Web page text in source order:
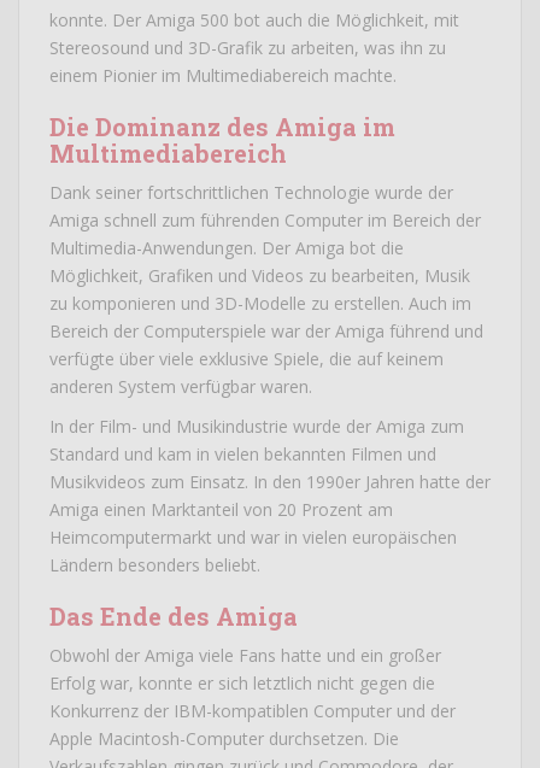
konnte. Der Amiga 500 bot auch die Möglichkeit, mit
Stereosound und 3D-Grafik zu arbeiten, was ihn zu
einem Pionier im Multimediabereich machte.
Die Dominanz des Amiga im
Multimediabereich
Dank seiner fortschrittlichen Technologie wurde der
Amiga schnell zum führenden Computer im Bereich der
Multimedia-Anwendungen. Der Amiga bot die
Möglichkeit, Grafiken und Videos zu bearbeiten, Musik
zu komponieren und 3D-Modelle zu erstellen. Auch im
Bereich der Computerspiele war der Amiga führend und
verfügte über viele exklusive Spiele, die auf keinem
anderen System verfügbar waren.
In der Film- und Musikindustrie wurde der Amiga zum
Standard und kam in vielen bekannten Filmen und
Musikvideos zum Einsatz. In den 1990er Jahren hatte der
Amiga einen Marktanteil von 20 Prozent am
Heimcomputermarkt und war in vielen europäischen
Ländern besonders beliebt.
Das Ende des Amiga
Obwohl der Amiga viele Fans hatte und ein großer
Erfolg war, konnte er sich letztlich nicht gegen die
Konkurrenz der IBM-kompatiblen Computer und der
Apple Macintosh-Computer durchsetzen. Die